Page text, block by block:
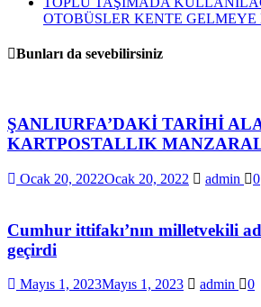
OTOBÜSLER KENTE
Bunları da sevebilirsiniz
ŞANLIURFA’DAKİ TARİHİ
KARTPOSTALLIK
Ocak 20, 2022Ocak 20, 2022 admin 0
Cumhur ittifakı’nın milletvekili
geçirdi
Mayıs 1, 2023Mayıs 1, 2023 admin 0